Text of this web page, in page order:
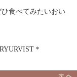
食べてみたいおい
＊